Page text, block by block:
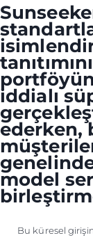
iddialı
ederken,
model
Bu küresel